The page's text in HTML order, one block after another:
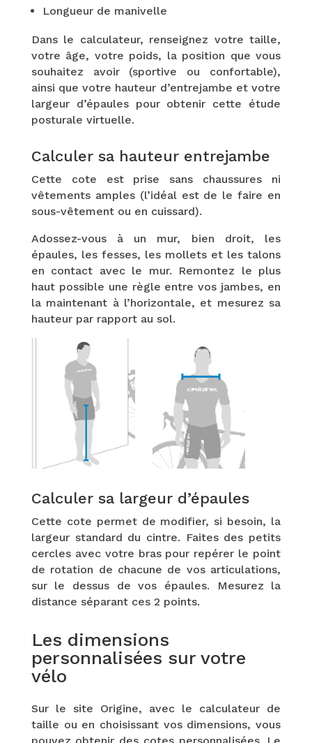
Longueur de manivelle
Dans le calculateur, renseignez votre taille,
votre âge, votre poids, la position que vous
souhaitez avoir (sportive ou confortable),
ainsi que votre hauteur d’entrejambe et votre
largeur d’épaules pour obtenir cette étude
posturale virtuelle.
Calculer sa hauteur entrejambe
Cette cote est prise sans chaussures ni
vêtements amples (l’idéal est de le faire en
sous-vêtement ou en cuissard).
Adossez-vous à un mur, bien droit, les
épaules, les fesses, les mollets et les talons
en contact avec le mur. Remontez le plus
haut possible une règle entre vos jambes, en
la maintenant à l’horizontale, et mesurez sa
hauteur par rapport au sol.
Calculer sa largeur d’épaules
Cette cote permet de modifier, si besoin, la
largeur standard du cintre. Faites des petits
cercles avec votre bras pour repérer le point
de rotation de chacune de vos articulations,
sur le dessus de vos épaules. Mesurez la
distance séparant ces 2 points.
Les dimensions
personnalisées sur votre
vélo
Sur le site Origine, avec le calculateur de
taille ou en choisissant vos dimensions, vous